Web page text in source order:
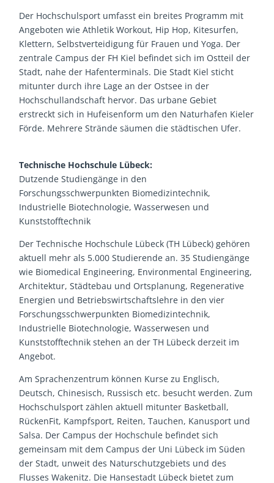
Der Hochschulsport umfasst ein breites Programm mit
Angeboten wie Athletik Workout, Hip Hop, Kitesurfen,
Klettern, Selbstverteidigung für Frauen und Yoga. Der
zentrale Campus der FH Kiel befindet sich im Ostteil der
Stadt, nahe der Hafenterminals. Die Stadt Kiel sticht
mitunter durch ihre Lage an der Ostsee in der
Hochschullandschaft hervor. Das urbane Gebiet
erstreckt sich in Hufeisenform um den Naturhafen Kieler
Förde. Mehrere Strände säumen die städtischen Ufer.
Technische Hochschule Lübeck:
Dutzende Studiengänge in den
Forschungsschwerpunkten Biomedizintechnik,
Industrielle Biotechnologie, Wasserwesen und
Kunststofftechnik
Der Technische Hochschule Lübeck (TH Lübeck) gehören
aktuell mehr als 5.000 Studierende an. 35 Studiengänge
wie Biomedical Engineering, Environmental Engineering,
Architektur, Städtebau und Ortsplanung, Regenerative
Energien und Betriebswirtschaftslehre in den vier
Forschungsschwerpunkten Biomedizintechnik,
Industrielle Biotechnologie, Wasserwesen und
Kunststofftechnik stehen an der TH Lübeck derzeit im
Angebot.
Am Sprachenzentrum können Kurse zu Englisch,
Deutsch, Chinesisch, Russisch etc. besucht werden. Zum
Hochschulsport zählen aktuell mitunter Basketball,
RückenFit, Kampfsport, Reiten, Tauchen, Kanusport und
Salsa. Der Campus der Hochschule befindet sich
gemeinsam mit dem Campus der Uni Lübeck im Süden
der Stadt, unweit des Naturschutzgebiets und des
Flusses Wakenitz. Die Hansestadt Lübeck bietet zum